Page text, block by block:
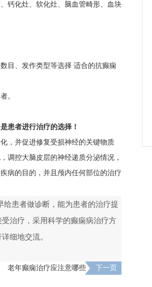
钙化灶、软化灶、脑血管畸形、血块
目、发作类型等选择 适合的抗癫痫
。
患者进行治疗的选择！
，并促进修复受损神经的关键物质
调控大脑皮层的神经递质分泌情况，
病的目的，并且颅内任何部位的治疗
患者做诊断，能为患者的治疗提
治疗，采用科学的癫痫病治疗方
细地交流。
老年癫痫治疗应注意哪些 下一页